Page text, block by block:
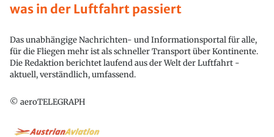
was in der Luftfahrt passiert
Das unabhängige Nachrichten- und Informationsportal für alle,
für die Fliegen mehr ist als schneller Transport über Kontinente.
Die Redaktion berichtet laufend aus der Welt der Luftfahrt -
aktuell, verständlich, umfassend.
© aeroTELEGRAPH